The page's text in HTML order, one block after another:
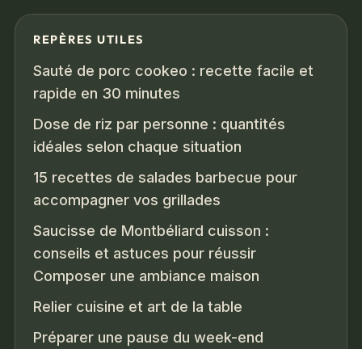
REPÈRES UTILES
Sauté de porc cookeo : recette facile et
rapide en 30 minutes
Dose de riz par personne : quantités
idéales selon chaque situation
15 recettes de salades barbecue pour
accompagner vos grillades
Saucisse de Montbéliard cuisson :
conseils et astuces pour réussir
Composer une ambiance maison
Relier cuisine et art de la table
Préparer une pause du week-end